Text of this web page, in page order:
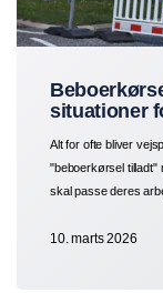
situationer
Alt for ofte bliver
"beboerkørsel tilladt"
skal passe deres
10. marts 2026